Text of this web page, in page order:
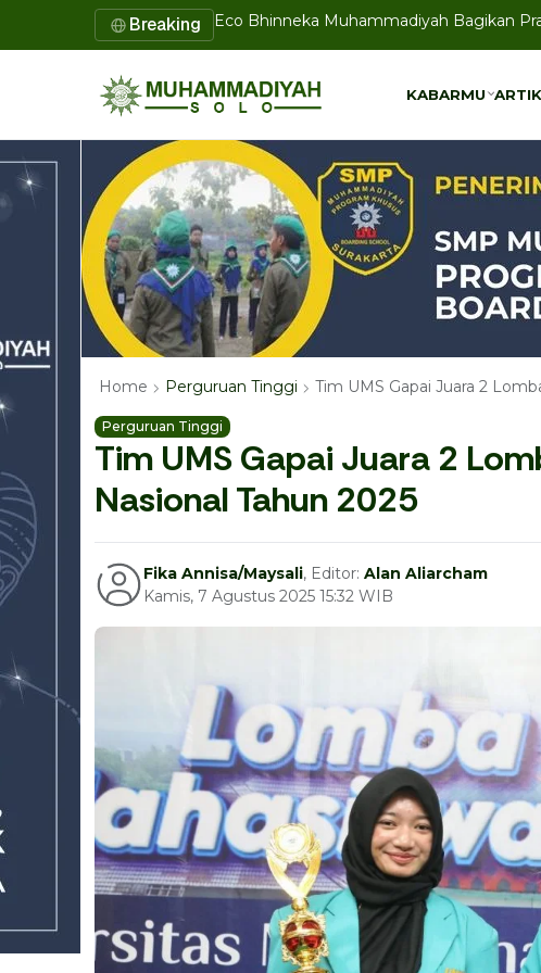
Breaking
Lazismu SD Muhammadiyah PK Solo
KABARMU
Home Perguruan Tinggi Tim UMS Gapai Juara 2
Perguruan Tinggi
Tim UMS Gapai Juara 2
Nasional Tahun 2025
Fika Annisa/Maysali, Editor: Alan Aliarcham
Kamis, 7 Agustus 2025 15:32 WIB